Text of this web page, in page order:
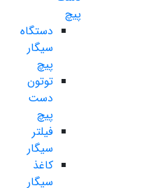
پیچ
دستگاه
سیگار
پیچ
توتون
دست
پیچ
فیلتر
سیگار
کاغذ
سیگار